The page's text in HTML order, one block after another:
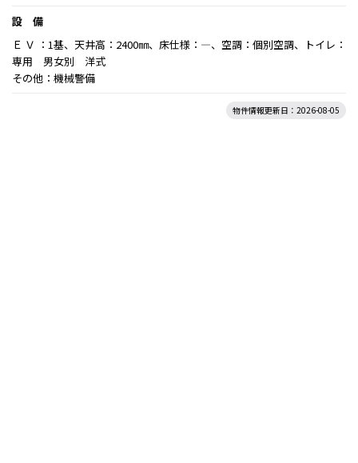
設 備
Ｅ Ｖ ：1基、天井高：2400㎜、床仕様：―、空調：個別空調、トイレ：
専用 男女別 洋式
その他：機械警備
物件情報更新日：2026-08-05